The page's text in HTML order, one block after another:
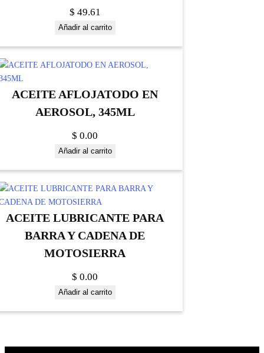
$ 49.61
Añadir al carrito
ACEITE AFLOJATODO EN
AEROSOL, 345ML
$ 0.00
Añadir al carrito
ACEITE LUBRICANTE PARA
BARRA Y CADENA DE
MOTOSIERRA
$ 0.00
Añadir al carrito